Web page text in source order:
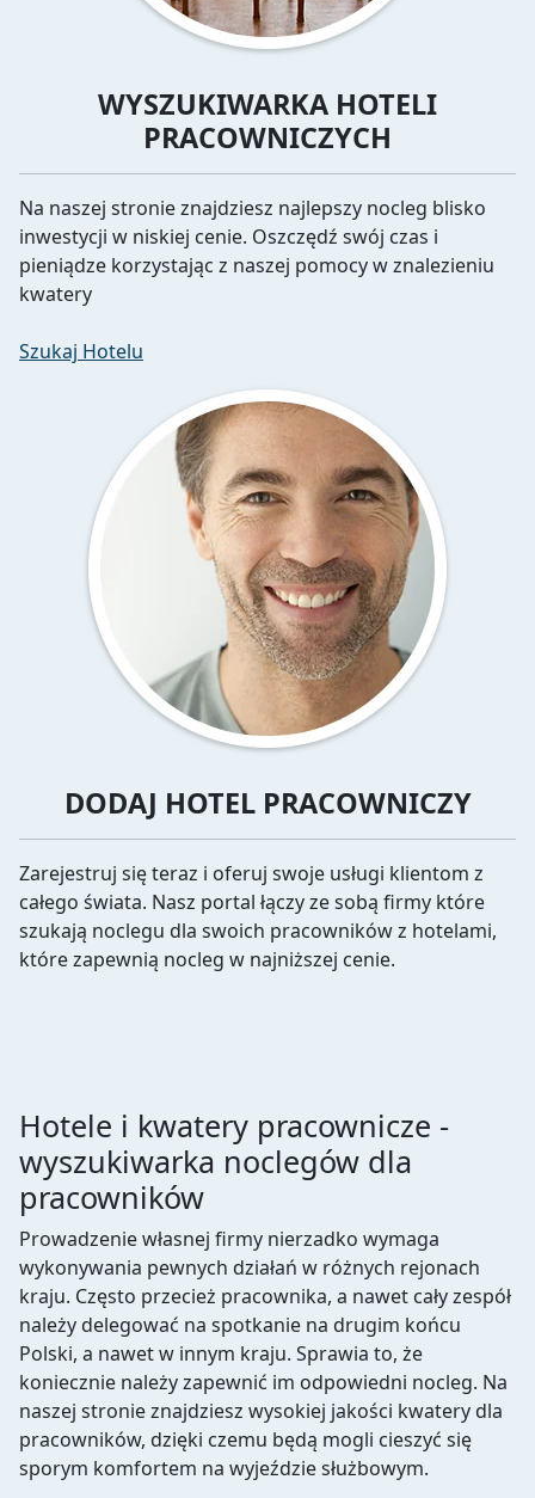
WYSZUKIWARKA HOTELI
PRACOWNICZYCH
Na naszej stronie znajdziesz najlepszy nocleg blisko
inwestycji w niskiej cenie. Oszczędź swój czas i
pieniądze korzystając z naszej pomocy w znalezieniu
kwatery
Szukaj Hotelu
DODAJ HOTEL PRACOWNICZY
Zarejestruj się teraz i oferuj swoje usługi klientom z
całego świata. Nasz portal łączy ze sobą firmy które
szukają noclegu dla swoich pracowników z hotelami,
które zapewnią nocleg w najniższej cenie.
Hotele i kwatery pracownicze -
wyszukiwarka noclegów dla
pracowników
Prowadzenie własnej firmy nierzadko wymaga
wykonywania pewnych działań w różnych rejonach
kraju. Często przecież pracownika, a nawet cały zespół
należy delegować na spotkanie na drugim końcu
Polski, a nawet w innym kraju. Sprawia to, że
koniecznie należy zapewnić im odpowiedni nocleg. Na
naszej stronie znajdziesz wysokiej jakości kwatery dla
pracowników, dzięki czemu będą mogli cieszyć się
sporym komfortem na wyjeździe służbowym.